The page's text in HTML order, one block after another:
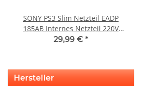
SONY PS3 Slim Netzteil EADP
185AB Internes Netzteil 220V
gerbaucht
29,99 € *
Hersteller